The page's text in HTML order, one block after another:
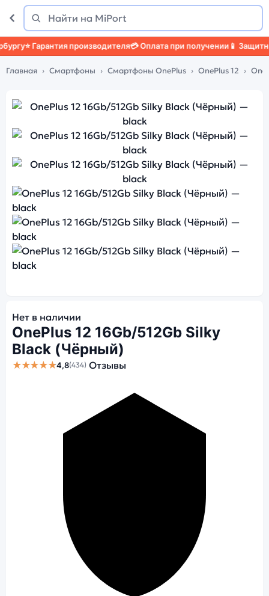
Поиск
Найти
⭐ Гарантия производителя💳 Оплата при получении📱 Защитный
Главная Смартфоны Смартфоны OnePlus OnePlus 12
Нет в наличии
OnePlus 12 16Gb/512Gb Silky
Black (Чёрный)
★★★★★4,8(434) Отзывы